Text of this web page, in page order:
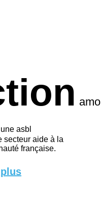
amo
asbl
secteur aide à la
française.